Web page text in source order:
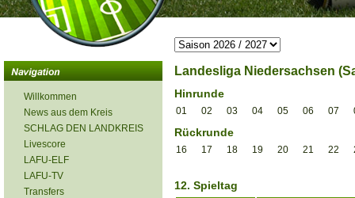
Willkommen
News aus dem Kreis
SCHLAG DEN LANDKREIS
Livescore
LAFU-ELF
LAFU-TV
Transfers
Landesliga Niedersachsen
Hinrunde
01 02 03 04 05 06 07
Rückrunde
16 17 18 19 20 21 22
12. Spieltag